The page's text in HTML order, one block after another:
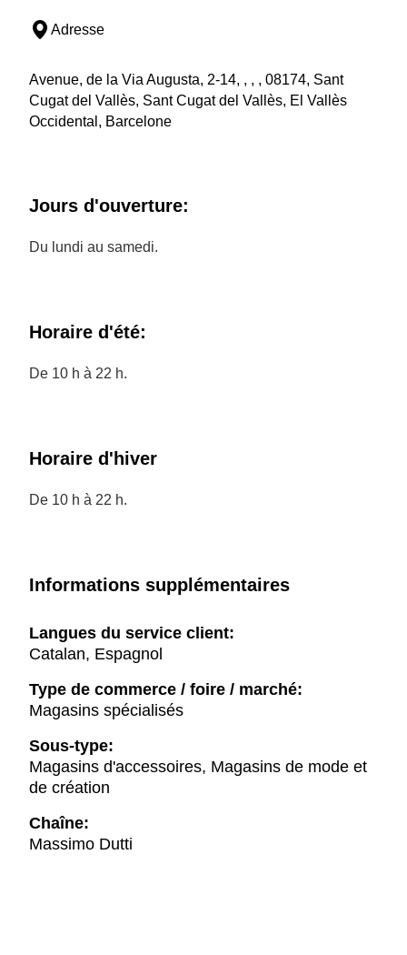
Adresse
Avenue, de la Via Augusta, 2-14, , , , 08174, Sant
Cugat del Vallès, Sant Cugat del Vallès, El Vallès
Occidental, Barcelone
Jours d'ouverture:
Du lundi au samedi.
Horaire d'été:
De 10 h à 22 h.
Horaire d'hiver
De 10 h à 22 h.
Informations supplémentaires
Langues du service client:
Catalan, Espagnol
Type de commerce / foire / marché:
Magasins spécialisés
Sous-type:
Magasins d'accessoires, Magasins de mode et
de création
Chaîne:
Massimo Dutti